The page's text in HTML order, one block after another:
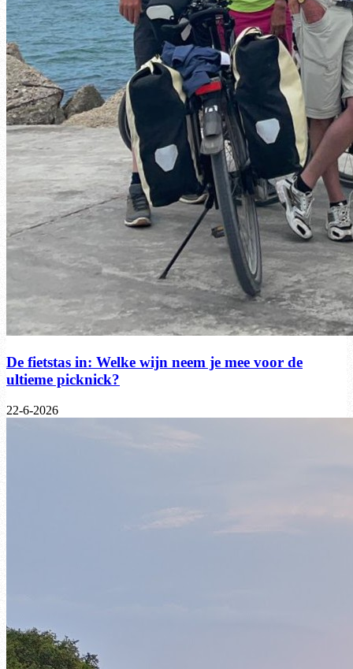
De fietstas in: Welke wijn neem je mee voor de
ultieme picknick?
22-6-2026